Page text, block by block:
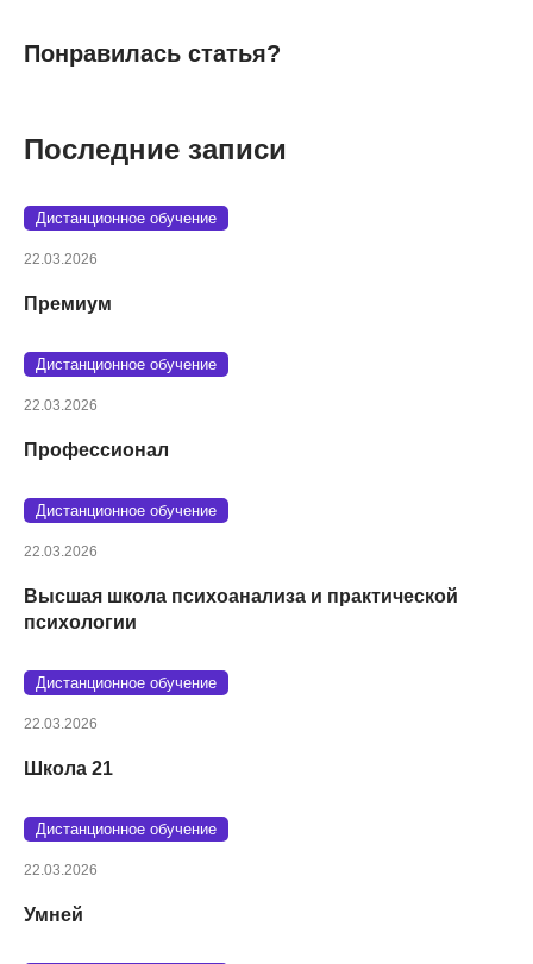
Понравилась статья?
Последние записи
Дистанционное обучение
22.03.2026
Премиум
Дистанционное обучение
22.03.2026
Профессионал
Дистанционное обучение
22.03.2026
Высшая школа психоанализа и практической
психологии
Дистанционное обучение
22.03.2026
Школа 21
Дистанционное обучение
22.03.2026
Умней